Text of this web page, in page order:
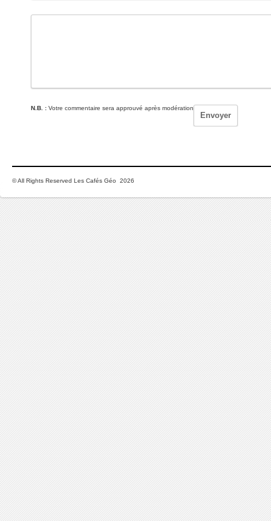
N.B. : Votre commentaire sera approuvé après modération
© All Rights Reserved Les Cafés Géo 2026